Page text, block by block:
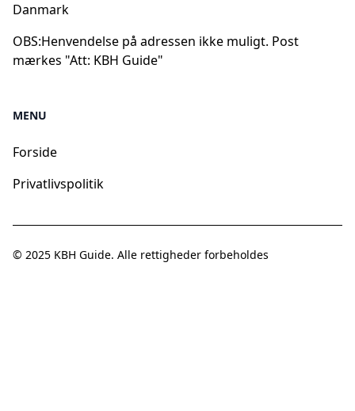
Danmark
OBS:Henvendelse på adressen ikke muligt. Post
mærkes "Att: KBH Guide"
MENU
Forside
Privatlivspolitik
© 2025 KBH Guide. Alle rettigheder forbeholdes